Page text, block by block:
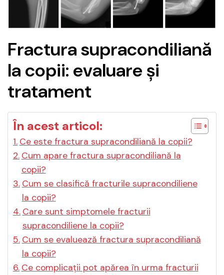
Fractura supracondiliană
la copii: evaluare și
tratament
În acest articol:
Ce este fractura supracondiliană la copii?
Cum apare fractura supracondiliană la
copii?
Cum se clasifică fracturile supracondiliene
la copii?
Care sunt simptomele fracturii
supracondiliene la copii?
Cum se evaluează fractura supracondiliană
la copii?
Ce complicații pot apărea în urma fracturii